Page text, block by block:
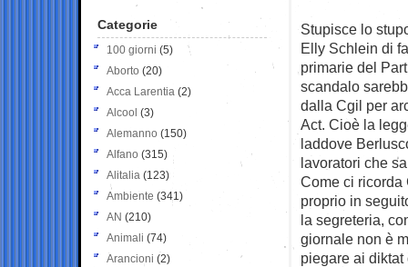
Stupisce lo
Elly Schlein di
primarie del
scandalo
dalla Cgil per
Act. Cioè la
laddove
lavoratori che
Come ci
proprio in
la segreteria,
giornale non è
piegare ai
Categorie
100 giorni (5)
Aborto (20)
Acca Larentia (2)
Alcool (3)
Alemanno (150)
Alfano (315)
Alitalia (123)
Ambiente (341)
AN (210)
Animali (74)
Arancioni (2)